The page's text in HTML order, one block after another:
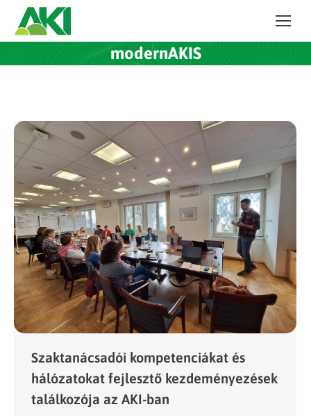
modernAKIS
Szaktanácsadói kompetenciákat és
hálózatokat fejlesztő kezdeményezések
találkozója az AKI-ban